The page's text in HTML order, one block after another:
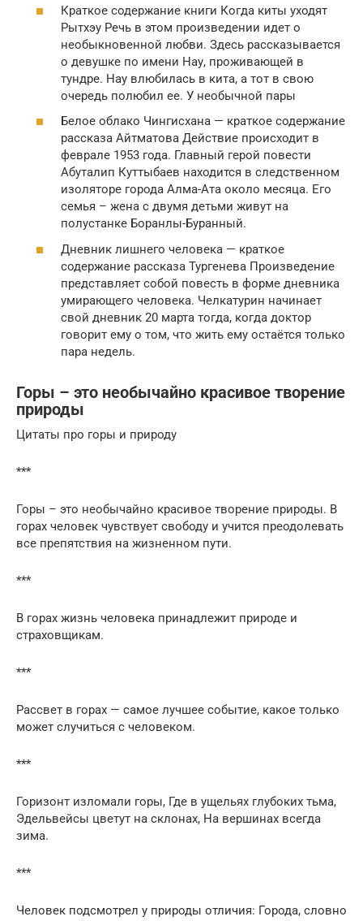
Краткое содержание книги Когда киты уходят
Рытхэу Речь в этом произведении идет о
необыкновенной любви. Здесь рассказывается
о девушке по имени Нау, проживающей в
тундре. Нау влюбилась в кита, а тот в свою
очередь полюбил ее. У необычной пары
Белое облако Чингисхана — краткое содержание
рассказа Айтматова Действие происходит в
феврале 1953 года. Главный герой повести
Абуталип Куттыбаев находится в следственном
изоляторе города Алма-Ата около месяца. Его
семья – жена с двумя детьми живут на
полустанке Боранлы-Буранный.
Дневник лишнего человека — краткое
содержание рассказа Тургенева Произведение
представляет собой повесть в форме дневника
умирающего человека. Челкатурин начинает
свой дневник 20 марта тогда, когда доктор
говорит ему о том, что жить ему остаётся только
пара недель.
Горы – это необычайно красивое творение
природы
Цитаты про горы и природу
***
Горы – это необычайно красивое творение природы. В
горах человек чувствует свободу и учится преодолевать
все препятствия на жизненном пути.
***
В горах жизнь человека принадлежит природе и
страховщикам.
***
Рассвет в горах — самое лучшее событие, какое только
может случиться с человеком.
***
Горизонт изломали горы, Где в ущельях глубоких тьма,
Эдельвейсы цветут на склонах, На вершинах всегда
зима.
***
Человек подсмотрел у природы отличия: Города, словно